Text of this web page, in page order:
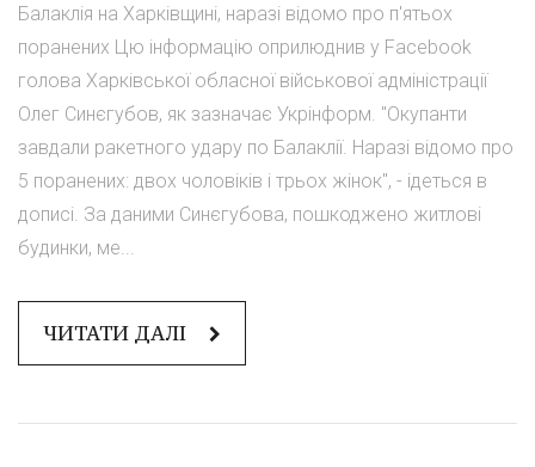
Балаклія на Харківщині, наразі відомо про п'ятьох
поранених Цю інформацію оприлюднив у Facebook
голова Харківської обласної військової адміністрації
Олег Синєгубов, як зазначає Укрінформ. "Окупанти
завдали ракетного удару по Балаклії. Наразі відомо про
5 поранених: двох чоловіків і трьох жінок", - ідеться в
дописі. За даними Синєгубова, пошкоджено житлові
будинки, ме...
ЧИТАТИ ДАЛІ